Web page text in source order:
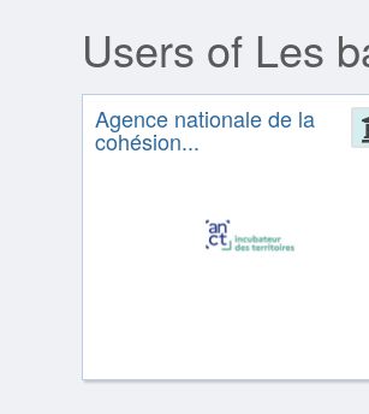
Users of Les
Agence nationale de la
cohésion...